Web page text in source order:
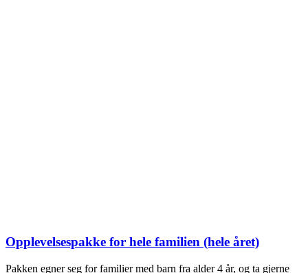
Opplevelsespakke for hele familien (hele året)
Pakken egner seg for familier med barn fra alder 4 år, og ta gjerne